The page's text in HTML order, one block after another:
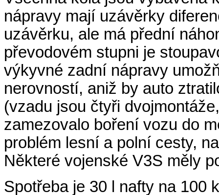
nápravy mají uzávěrky
uzávěrku, ale má přední
převodovém stupni je
výkyvné zadní nápravy
nerovností, aniž by auto
(vzadu jsou čtyři
zamezovalo boření vozu do
problém lesní a polní cesty,
Některé vojenské V3S měly
Spotřeba je 30 l nafty na 100